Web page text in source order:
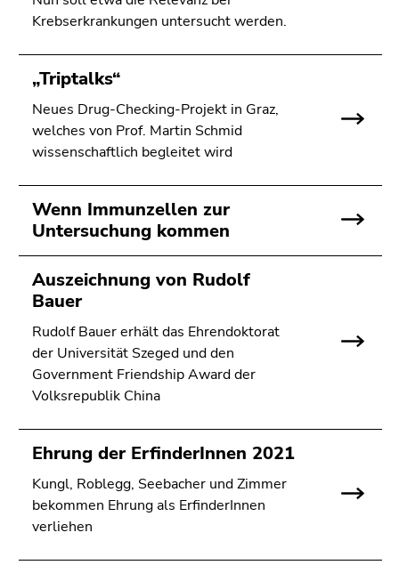
Sie diesen
Zum
Inhalt
(Zugriffstaste
1)
Positionsanzeige
(Zugriffstaste
2)
Zur
Hauptnavigation
(Zugriffstaste
Zur
Unternavigation
(Zugriffstaste
4)
Zu
den
Zusatzinformationen
(Zugriffstaste
5)
Zu
Krebserkrankungen untersucht werden.
„Triptalks“
Neues Drug-Checking-Projekt in Graz,
welches von Prof. Martin Schmid
wissenschaftlich begleitet wird
Wenn Immunzellen zur
Untersuchung kommen
Auszeichnung von Rudolf
Bauer
Rudolf Bauer erhält das Ehrendoktorat
der Universität Szeged und den
Government Friendship Award der
Volksrepublik China
Ehrung der ErfinderInnen 2021
Kungl, Roblegg, Seebacher und Zimmer
bekommen Ehrung als ErfinderInnen
verliehen